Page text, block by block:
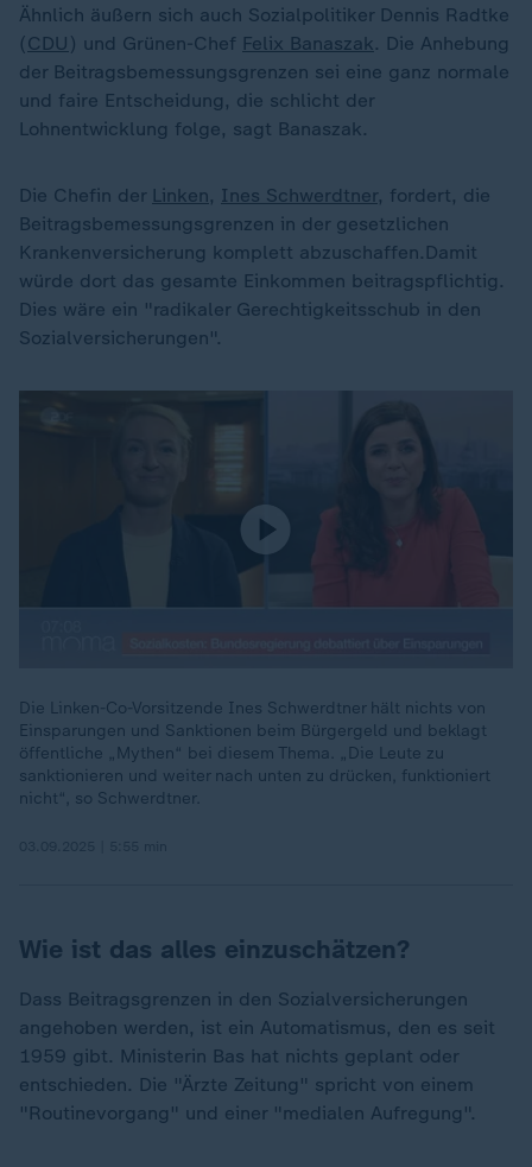
Ähnlich äußern sich auch Sozialpolitiker Dennis Radtke
(CDU ) und Grünen-Chef Felix Banaszak. Die Anhebung
der Beitragsbemessungsgrenzen sei eine ganz normale
und faire Entscheidung, die schlicht der
Lohnentwicklung folge, sagt Banaszak.
Die Chefin der Linken, Ines Schwerdtner, fordert, die
Beitragsbemessungsgrenzen in der gesetzlichen
Krankenversicherung komplett abzuschaffen.Damit
würde dort das gesamte Einkommen beitragspflichtig.
Dies wäre ein "radikaler Gerechtigkeitsschub in den
Sozialversicherungen".
Die Linken-Co-Vorsitzende Ines Schwerdtner hält nichts von
Einsparungen und Sanktionen beim Bürgergeld und beklagt
öffentliche „Mythen“ bei diesem Thema. „Die Leute zu
sanktionieren und weiter nach unten zu drücken, funktioniert
nicht“, so Schwerdtner.
Wie ist das alles einzuschätzen?
Dass Beitragsgrenzen in den Sozialversicherungen
angehoben werden, ist ein Automatismus, den es seit
1959 gibt. Ministerin Bas hat nichts geplant oder
entschieden. Die "Ärzte Zeitung" spricht von einem
"Routinevorgang" und einer "medialen Aufregung".